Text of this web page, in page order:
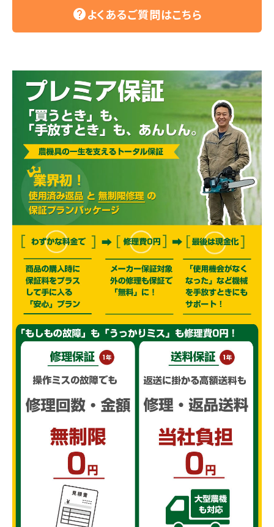
helpよくあるご質問はこちら